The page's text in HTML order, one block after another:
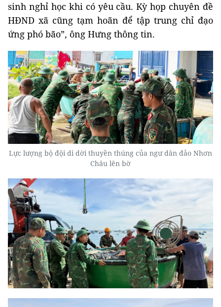
sinh nghỉ học khi có yêu cầu. Kỳ họp chuyên đề
HĐND xã cũng tạm hoãn để tập trung chỉ đạo
ứng phó bão”, ông Hưng thông tin.
Lực lượng bộ đội di dời thuyền thúng của ngư dân đảo Nhơn
Châu lên bờ